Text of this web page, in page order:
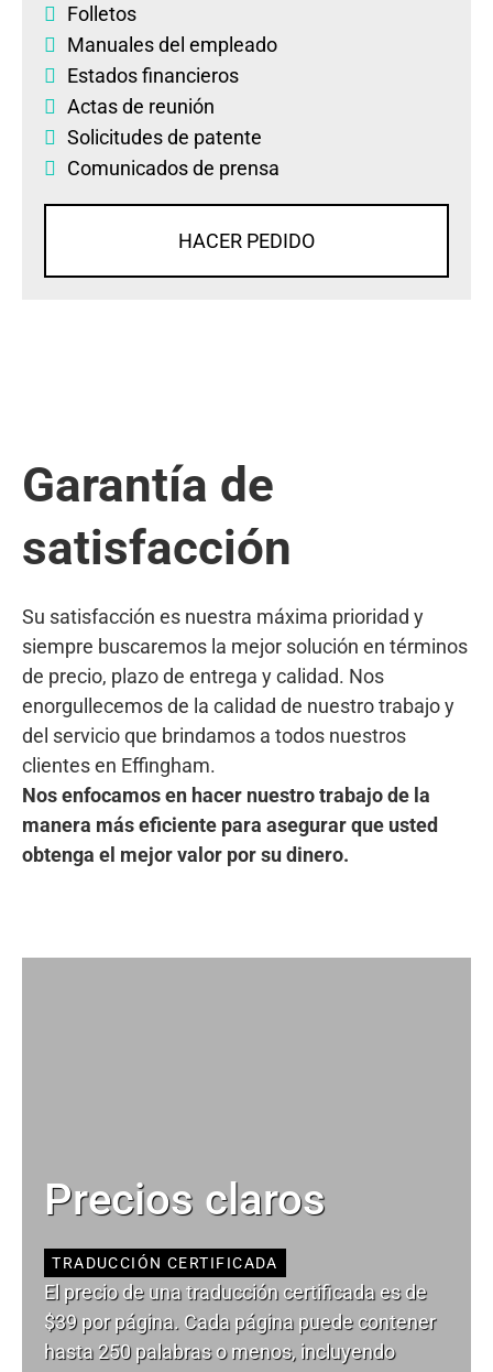
Folletos
Manuales del empleado
Estados financieros
Actas de reunión
Solicitudes de patente
Comunicados de prensa
HACER PEDIDO
Garantía de
satisfacción
Su satisfacción es nuestra máxima prioridad y
siempre buscaremos la mejor solución en términos
de precio, plazo de entrega y calidad. Nos
enorgullecemos de la calidad de nuestro trabajo y
del servicio que brindamos a todos nuestros
clientes en Effingham.
Nos enfocamos en hacer nuestro trabajo de la
manera más eficiente para asegurar que usted
obtenga el mejor valor por su dinero.
Precios claros
TRADUCCIÓN CERTIFICADA
El precio de una traducción certificada es de
$39 por página. Cada página puede contener
hasta 250 palabras o menos, incluyendo